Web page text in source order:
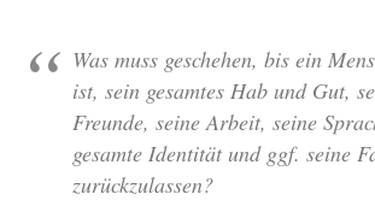
Was muss geschehen, bis ein
ist, sein gesamtes Hab und Gut,
Freunde, seine Arbeit, seine
gesamte Identität und ggf. seine
zurückzulassen?